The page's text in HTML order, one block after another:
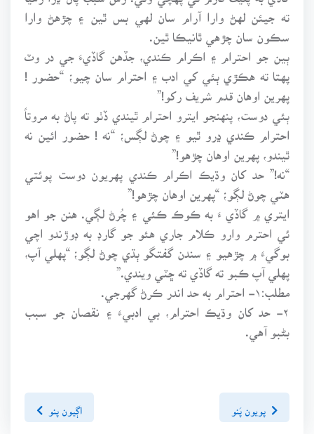
ته جيئن لهڻ وارا آرام سان لهي بس ٿين ۽ چڙهڻ وارا
سڪون سان چڙهي ٿانيڪا ٿين.
پهتا ته هڪڙي ٻئي کي ادب ۽ احترام سان چيو؛ “حضور !
پهرين اوهان قدم شريف رکو!”
ٻئي دوست، پنهنجو ايترو احترام ٿيندي ڏٺو ته پاڻ به مروتاً
احترام ڪندي ڍرو ٿيو ۽ چوڻ لڳس؛ “نه ! حضور ائين نه
ٿيندو، پهرين اوهان چڙهو!”
“نه!” حد کان وڌيڪ اڪرام ڪندي پهريون دوست پوئتي
هٽي چوڻ لڳو؛ “پهرين اوهان چڙهو!”
ايتري ۾ گاڏي ءَ به ڪوڪ ڪئي ۽ چُرڻ لڳي. هنن جو اهو
ئي احترم وارو ڪلام جاري هئو جو گارڊ به ڊوڙندو اچي
بوگيءَ ۾ چڙهيو ۽ سندن گفتگو ٻڌي چوڻ لڳو؛ “پهلي آپ،
پهلي آپ ڪبو ته گاڏي ته ڇٽي ويندي.”
مطلب:۱- احترام به حد اندر ڪرڻ گهرجي.
۲- حد کان وڌيڪ احترام، بي ادبيءَ ۽ نقصان جو سبب
بڻبو آهي.
پويون پَنو اڳيون پنو